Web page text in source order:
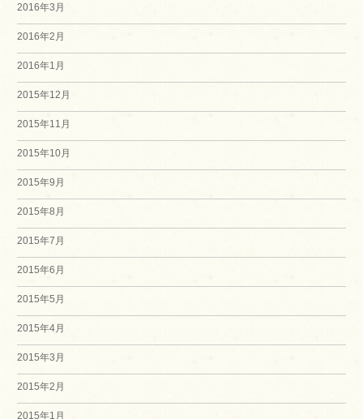
2016年3月
2016年2月
2016年1月
2015年12月
2015年11月
2015年10月
2015年9月
2015年8月
2015年7月
2015年6月
2015年5月
2015年4月
2015年3月
2015年2月
2015年1月